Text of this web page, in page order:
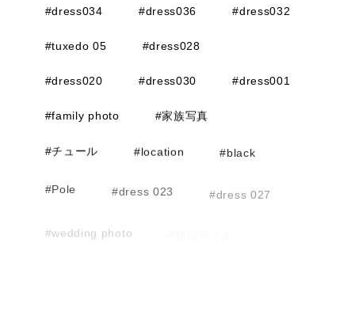
#dress034 #dress036 #dress032
#tuxedo 05 #dress028
#dress020 #dress030 #dress001
#family photo #家族写真
#チュール #location #black
#Pole #dress 023